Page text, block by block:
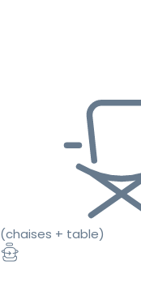
(chaises + table)